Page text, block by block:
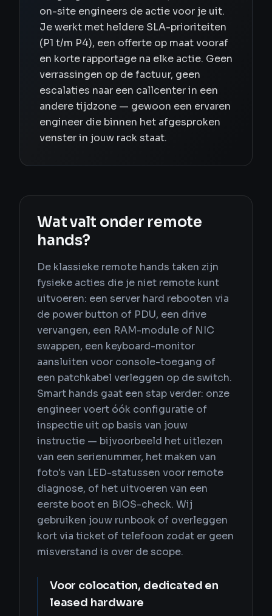
on-site engineers de actie voor je uit.
Je werkt met heldere SLA-prioriteiten
(P1 t/m P4), een offerte op maat vooraf
en korte rapportage na elke actie. Geen
verrassingen op de factuur, geen
escalaties naar een callcenter in een
andere tijdzone — gewoon een ervaren
engineer die binnen het afgesproken
venster in jouw rack staat.
Wat valt onder remote
hands?
De klassieke remote hands taken zijn
fysieke acties die je niet remote kunt
uitvoeren: een server hard rebooten via
de power button of PDU, een drive
vervangen, een RAM-module of NIC
swappen, een keyboard-monitor
aansluiten voor console-toegang of
een patchkabel verleggen op de switch.
Smart hands gaat een stap verder: onze
engineer voert óók configuratie of
inspectie uit op basis van jouw
instructie — bijvoorbeeld het uitlezen
van een serienummer, het maken van
foto's van LED-statussen voor remote
diagnose, of het uitvoeren van een
eerste boot en BIOS-check. Wij
gebruiken jouw runbook of overleggen
kort via ticket of telefoon zodat er geen
misverstand is over de scope.
Voor colocation, dedicated en
leased hardware